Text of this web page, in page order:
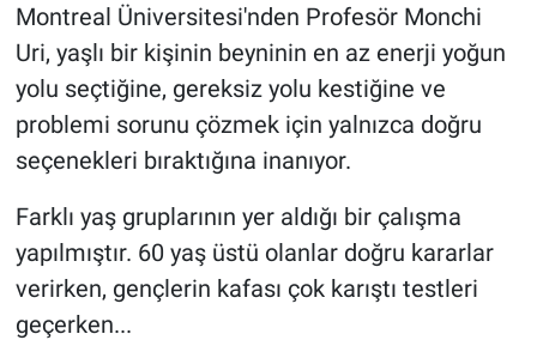
Montreal Üniversitesi'nden Profesör Monchi
Uri, yaşlı bir kişinin beyninin en az enerji yoğun
yolu seçtiğine, gereksiz yolu kestiğine ve
problemi sorunu çözmek için yalnızca doğru
seçenekleri bıraktığına inanıyor.
Farklı yaş gruplarının yer aldığı bir çalışma
yapılmıştır. 60 yaş üstü olanlar doğru kararlar
verirken, gençlerin kafası çok karıştı testleri
geçerken...